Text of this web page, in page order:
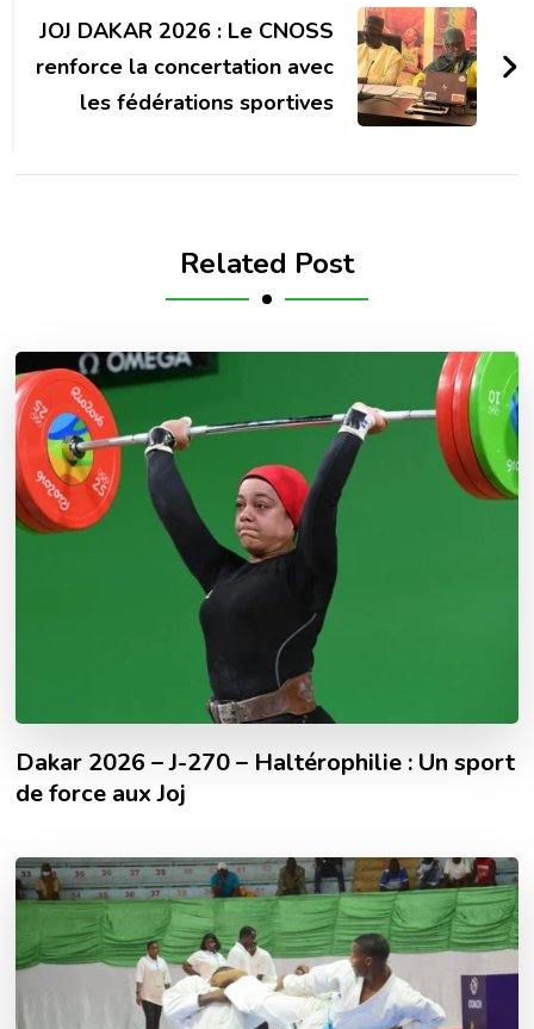
JOJ DAKAR 2026 : Le CNOSS
renforce la concertation avec
les fédérations sportives
Related Post
Dakar 2026 – J-270 – Haltérophilie : Un sport
de force aux Joj